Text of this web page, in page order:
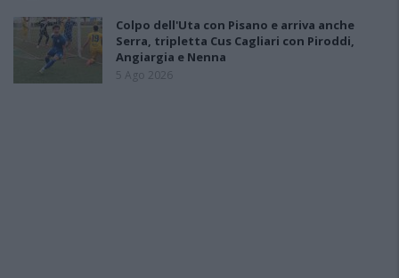
Colpo dell'Uta con Pisano e arriva anche
Serra, tripletta Cus Cagliari con Piroddi,
Angiargia e Nenna
5 Ago 2026